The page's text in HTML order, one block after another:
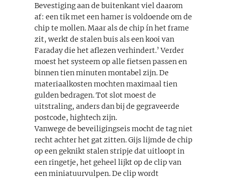
Bevestiging aan de buitenkant viel daarom
af: een tik met een hamer is voldoende om de
chip te mollen. Maar als de chip ín het frame
zit, werkt de stalen buis als een kooi van
Faraday die het aflezen verhindert.’ Verder
moest het systeem op alle fietsen passen en
binnen tien minuten montabel zijn. De
materiaalkosten mochten maximaal tien
gulden bedragen. Tot slot moest de
uitstraling, anders dan bij de gegraveerde
postcode, hightech zijn.
Vanwege de beveiligingseis mocht de tag niet
recht achter het gat zitten. Gijs lijmde de chip
op een geknikt stalen stripje dat uitloopt in
een ringetje, het geheel lijkt op de clip van
een miniatuurvulpen. De clip wordt